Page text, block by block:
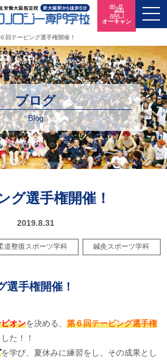
回テーピング選手権開催！
オーキャン
ブログ
Blog
グ選手権開催！
2019.8.31
道整復スポーツ学科 鍼灸スポーツ学科
選手権開催！
オンを決める、第６回テーピング選手権
た！！
を学び、夏休みに練習をし、その成果とし